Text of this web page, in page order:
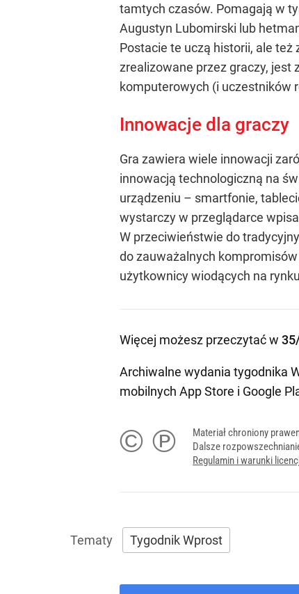
tamtych czasów. Pomagają w
Augustyn Lubomirski lub
Postacie te uczą historii, ale też
zrealizowane przez graczy, jest
komputerowych (i uczestników
Innowacje dla graczy
Gra zawiera wiele innowacji
innowacją technologiczną na
urządzeniu – smartfonie,
wystarczy w przeglądarce
W przeciwieństwie do
do zauważalnych
użytkownicy wiodących na
Więcej możesz przeczytać w
Archiwalne wydania tygodnika
mobilnych App Store i Google
© ℗
Materiał chroniony
Dalsze
Regulamin i warunki
Tygodnik Wprost